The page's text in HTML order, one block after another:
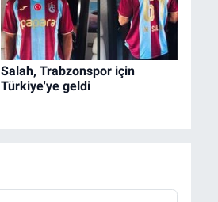
Salah, Trabzonspor için
Türkiye'ye geldi